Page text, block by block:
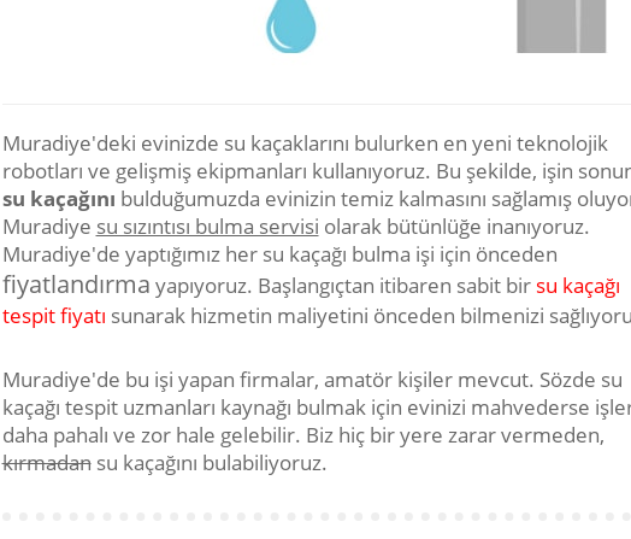
Muradiye'deki evinizde su kaçaklarını bulurken en yeni teknolojik
robotları ve gelişmiş ekipmanları kullanıyoruz. Bu şekilde, işin
su kaçağını bulduğumuzda evinizin temiz kalmasını sağlamış
Muradiye su sızıntısı bulma servisi olarak bütünlüğe inanıyoruz.
Muradiye'de yaptığımız her su kaçağı bulma işi için önceden
fiyatlandırma yapıyoruz. Başlangıçtan itibaren sabit bir su kaçağı
tespit fiyatı sunarak hizmetin maliyetini önceden bilmenizi
Muradiye'de bu işi yapan firmalar, amatör kişiler mevcut. Sözde su
kaçağı tespit uzmanları kaynağı bulmak için evinizi mahvederse
daha pahalı ve zor hale gelebilir. Biz hiç bir yere zarar vermeden,
kırmadansu kaçağını bulabiliyoruz.